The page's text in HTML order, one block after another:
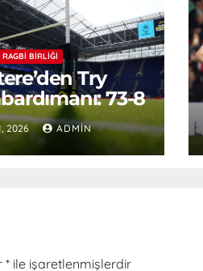
RAGBI BIRLIĞI
Try
73-8
2026 ADMIN
* ile işaretlenmişlerdir